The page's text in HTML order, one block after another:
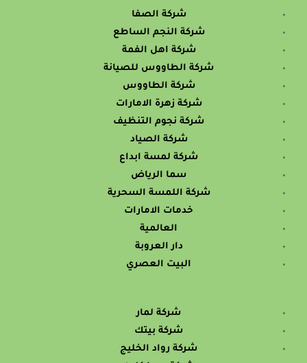
شركة الصفا
شركة النجم الساطع
شركة اهل الفمة
شركة الطاووس للصيانة
شركة الطاووس
شركة زهرة الامارات
شركة نجوم التنظيف
شركة الصياد
شركة لمسة ابداع
سما الرياض
شركة اللمسة السحرية
خدمات الامارات
العالمية
دار العروبة
البيت العصري
شركة لمار
شركة بيتك
شركة رواد الخليج